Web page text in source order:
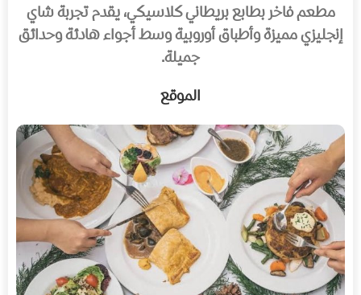
مطعم فاخر بطابع بريطاني كلاسيكي، يقدم تجربة شاي
إنجليزي مميزة وأطباق أوروبية وسط أجواء هادئة وحدائق
جميلة.
الموقع